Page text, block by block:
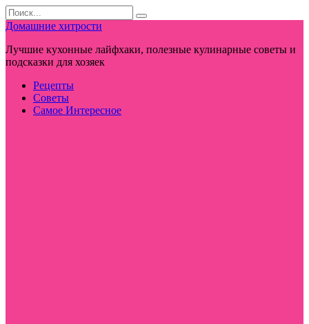
Перейти
к
контенту
Search
for:
Домашние хитрости
Лучшие кухонные лайфхаки, полезные кулинарные советы и
подсказки для хозяек
Рецепты
Советы
Самое Интересное